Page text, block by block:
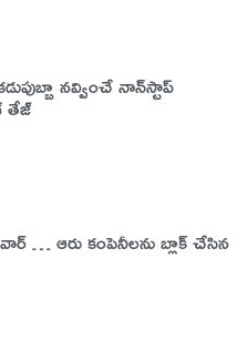
నవ్వించే నాన్‌స్టాప్
తేజ్
… ఆరు కంపెనీలను బ్లాక్​ చేసిన